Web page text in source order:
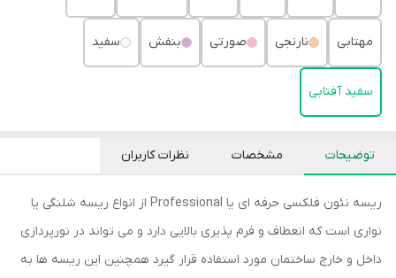
مهتابی نارنجی صورتی بنفش سفید
سفید آفتابی
توضیحات مشخصات نظرات کاربران
ریسه نئون فلکسی حرفه ای یا Professional از انواع ریسه شلنگی یا
نواری است که انعطاف و فرم پذیری بالایی دارد و می تواند در نورپردازی
داخل و خارج ساختمان مورد استفاده قرار گیرد همچنین این ریسه ها به